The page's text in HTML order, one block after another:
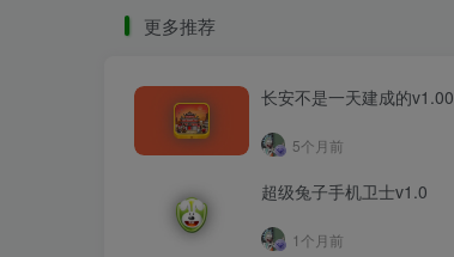
更多推荐
长安不是一天建成的v1.00
5个月前
超级兔子手机卫士v1.0
1个月前